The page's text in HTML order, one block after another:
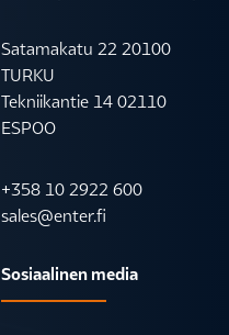
Satamakatu 22 20100
TURKU
Tekniikantie 14 02110
ESPOO
+358 10 2922 600
sales@enter.fi
Sosiaalinen media